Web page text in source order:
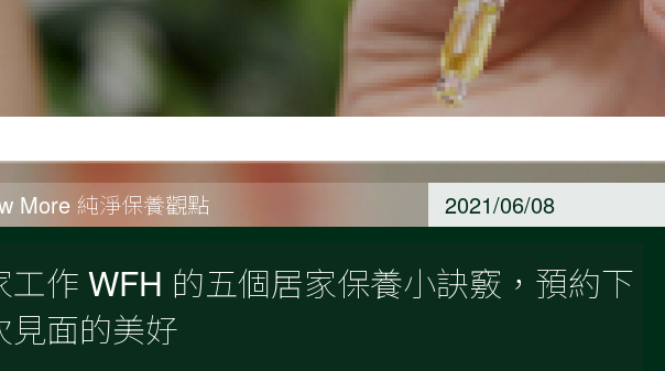
More 純淨保養觀點 2021/06/08
工作 WFH 的五個居家保養小訣竅，預約下
見面的美好